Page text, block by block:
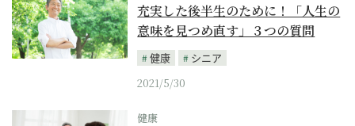
充実した後半生のために！「人生の
意味を見つめ直す」３つの質問
健康
シニア
2021/5/30
健康